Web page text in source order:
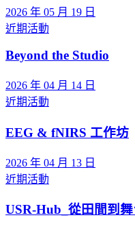
2026 年 05 月 19 日
近期活動
Beyond the Studio
2026 年 04 月 14 日
近期活動
EEG & fNIRS 工作坊
2026 年 04 月 13 日
近期活動
USR-Hub_從田間到